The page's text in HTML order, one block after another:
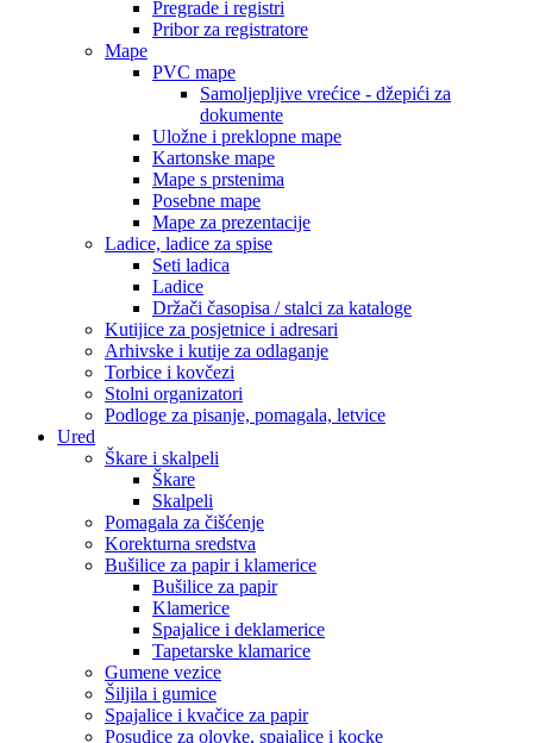
Pregrade i registri
Pribor za registratore
Mape
PVC mape
Samoljepljive vrećice - džepići za
dokumente
Uložne i preklopne mape
Kartonske mape
Mape s prstenima
Posebne mape
Mape za prezentacije
Ladice, ladice za spise
Seti ladica
Ladice
Držači časopisa / stalci za kataloge
Kutijice za posjetnice i adresari
Arhivske i kutije za odlaganje
Torbice i kovčezi
Stolni organizatori
Podloge za pisanje, pomagala, letvice
Ured
Škare i skalpeli
Škare
Skalpeli
Pomagala za čišćenje
Korekturna sredstva
Bušilice za papir i klamerice
Bušilice za papir
Klamerice
Spajalice i deklamerice
Tapetarske klamarice
Gumene vezice
Šiljila i gumice
Spajalice i kvačice za papir
Posudice za olovke, spajalice i kocke